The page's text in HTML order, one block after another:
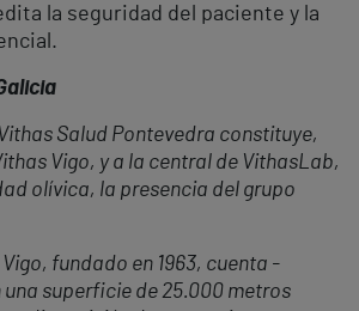
la seguridad del paciente y la
Salud Pontevedra constituye,
Vigo, y a la central de VithasLab,
olívica, la presencia del grupo
fundado en 1963, cuenta -
superficie de 25.000 metros